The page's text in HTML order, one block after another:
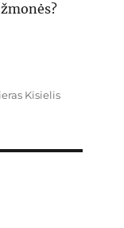
Kisielis